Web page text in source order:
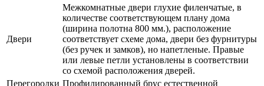
Двери
Межкомнатные двери глухие филенчатые, в
количестве соответствующем плану дома
(ширина полотна 800 мм.), расположение
соответствует схеме дома, двери без фурнитуры
(без ручек и замков), но напетленые. Правые
или левые петли установлены в соответствии
со схемой расположения дверей.
Перегородки Профилированный брус естественной